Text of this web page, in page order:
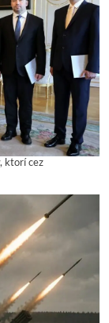
ktorí cez